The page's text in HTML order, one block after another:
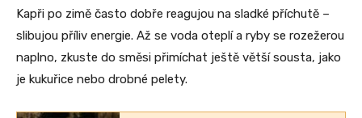
Kapři po zimě často dobře reagujou na sladké příchutě –
slibujou příliv energie. Až se voda oteplí a ryby se rozežerou
naplno, zkuste do směsi přimíchat ještě větší sousta, jako
je kukuřice nebo drobné pelety.